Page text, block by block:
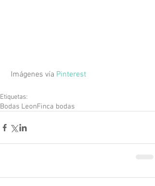
Imágenes vía Pinterest
Etiquetas:
Bodas LeonFinca bodas